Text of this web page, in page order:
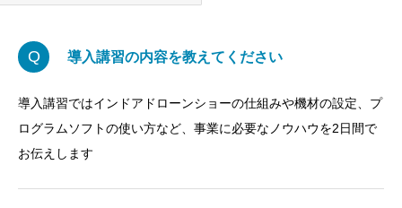
Q 導入講習の内容を教えてください
導入講習ではインドアドローンショーの仕組みや機材の設定、プ
ログラムソフトの使い方など、事業に必要なノウハウを2日間で
お伝えします